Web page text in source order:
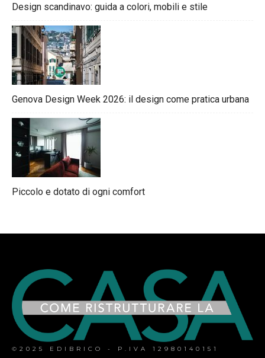
Design scandinavo: guida a colori, mobili e stile
Genova Design Week 2026: il design come pratica urbana
Piccolo e dotato di ogni comfort
©2025 EDIBRICO - P.IVA 12980140151